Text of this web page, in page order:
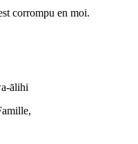
corrompu en moi.
ālihi